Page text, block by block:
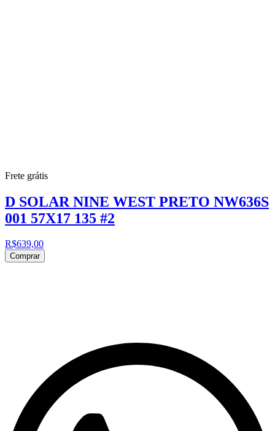
Frete grátis
D SOLAR NINE WEST PRETO NW636S
001 57X17 135 #2
R$639,00
Comprar